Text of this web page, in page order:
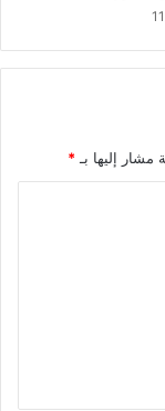
مشار إليها بـ *